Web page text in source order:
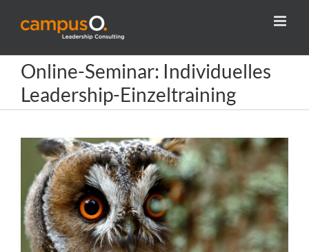
Inhalt
Online-Seminar: Individuelles
Leadership-Einzeltraining